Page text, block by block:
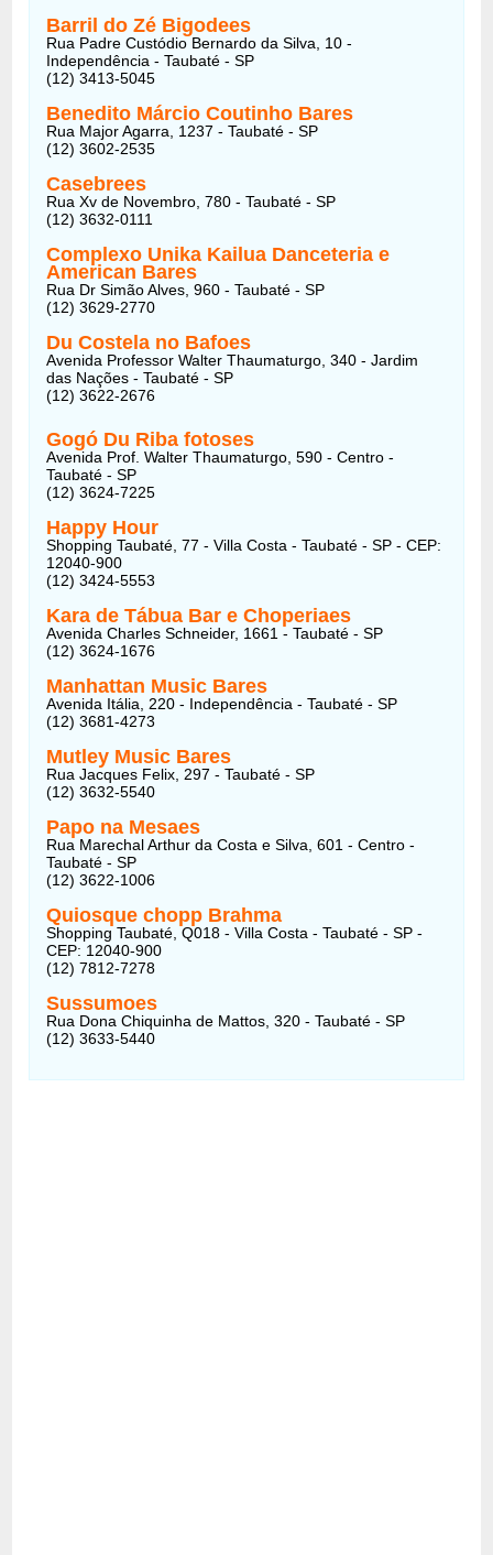
Barril do Zé Bigodees
Rua Padre Custódio Bernardo da Silva, 10 -
Independência - Taubaté - SP
(12) 3413-5045
Benedito Márcio Coutinho Bares
Rua Major Agarra, 1237 - Taubaté - SP
(12) 3602-2535
Casebrees
Rua Xv de Novembro, 780 - Taubaté - SP
(12) 3632-0111
Complexo Unika Kailua Danceteria e
American Bares
Rua Dr Simão Alves, 960 - Taubaté - SP
(12) 3629-2770
Du Costela no Bafoes
Avenida Professor Walter Thaumaturgo, 340 - Jardim
das Nações - Taubaté - SP
(12) 3622-2676
Gogó Du Riba fotoses
Avenida Prof. Walter Thaumaturgo, 590 - Centro -
Taubaté - SP
(12) 3624-7225
Happy Hour
Shopping Taubaté, 77 - Villa Costa - Taubaté - SP - CEP:
12040-900
(12) 3424-5553
Kara de Tábua Bar e Choperiaes
Avenida Charles Schneider, 1661 - Taubaté - SP
(12) 3624-1676
Manhattan Music Bares
Avenida Itália, 220 - Independência - Taubaté - SP
(12) 3681-4273
Mutley Music Bares
Rua Jacques Felix, 297 - Taubaté - SP
(12) 3632-5540
Papo na Mesaes
Rua Marechal Arthur da Costa e Silva, 601 - Centro -
Taubaté - SP
(12) 3622-1006
Quiosque chopp Brahma
Shopping Taubaté, Q018 - Villa Costa - Taubaté - SP -
CEP: 12040-900
(12) 7812-7278
Sussumoes
Rua Dona Chiquinha de Mattos, 320 - Taubaté - SP
(12) 3633-5440